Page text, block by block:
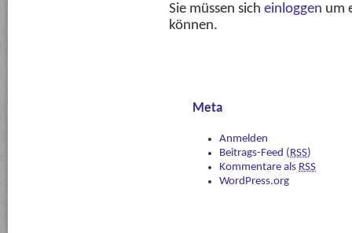
Sie müssen sich einloggen um
können.
Meta
Anmelden
Beitrags-Feed (RSS)
Kommentare als RSS
WordPress.org